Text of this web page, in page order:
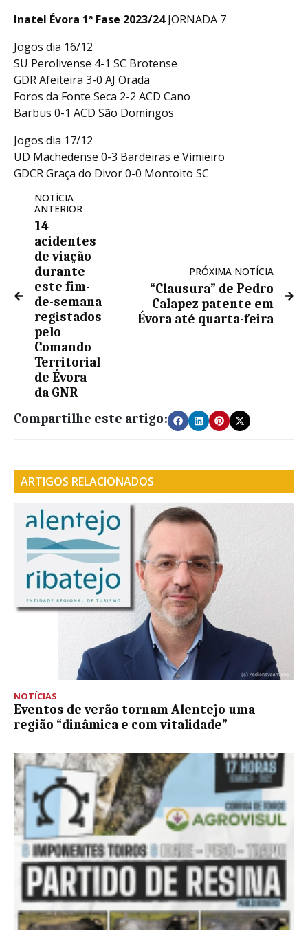
Inatel Évora 1ª Fase 2023/24JORNADA 7
Jogos dia 16/12
SU Perolivense 4-1 SC Brotense
GDR Afeiteira 3-0 AJ Orada
Foros da Fonte Seca 2-2 ACD Cano
Barbus 0-1 ACD São Domingos
Jogos dia 17/12
UD Machedense 0-3 Bardeiras e Vimieiro
GDCR Graça do Divor 0-0 Montoito SC
NOTÍCIA
ANTERIOR
14
acidentes
de viação
durante
este fim-
de-semana
registados
pelo
Comando
Territorial
de Évora
da GNR
PRÓXIMA NOTÍCIA
“Clausura” de Pedro
Calapez patente em
Évora até quarta-feira
Compartilhe este artigo:
ARTIGOS RELACIONADOS
NOTÍCIAS
Eventos de verão tornam Alentejo uma
região “dinâmica e com vitalidade”